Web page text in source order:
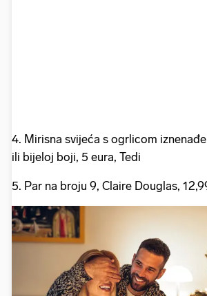
4. Mirisna svijeća s ogrlicom
ili bijeloj boji, 5 eura, Tedi
5. Par na broju 9, Claire Douglas,